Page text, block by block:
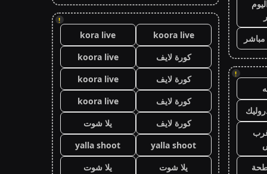
!
!
koora live
kora live
كورة لايف
koora live
كورة لايف
koora live
كورة لايف
koora live
كورة لايف
يلا شوت
yalla shoot
yalla shoot
يلا شوت
يلا شوت